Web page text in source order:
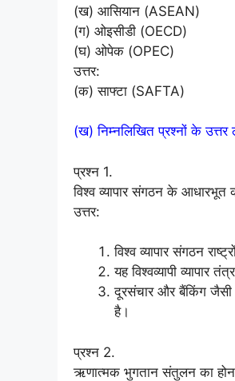
(ख) आसियान (ASEAN)
(ग) ओइसीडी (OECD)
(घ) ओपेक (OPEC)
उत्तर:
(क) साफ्टा (SAFTA)
(ख) निम्नलिखित प्रश्नों के
प्रश्न 1.
विश्व व्यापार संगठन के आधारभूत
उत्तर:
विश्व व्यापार संगठन
यह विश्वव्यापी
दूरसंचार और बैंकिंग जैसी
है।
प्रश्न 2.
ऋणात्मक भुगतान संतुलन का